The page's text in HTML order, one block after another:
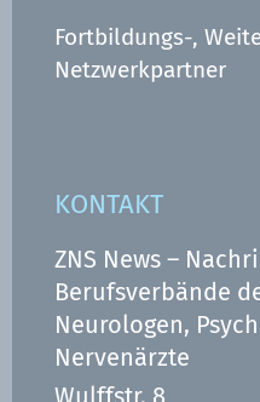
Fortbildungs-,
Netzwerkpartner
KONTAKT
ZNS News –
Berufsverbände
Neurologen,
Nervenärzte